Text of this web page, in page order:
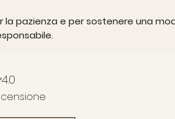
la pazienza e per sostenere una
su 5.
4.0